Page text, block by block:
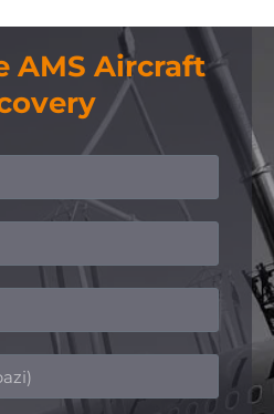
AMS Aircraft